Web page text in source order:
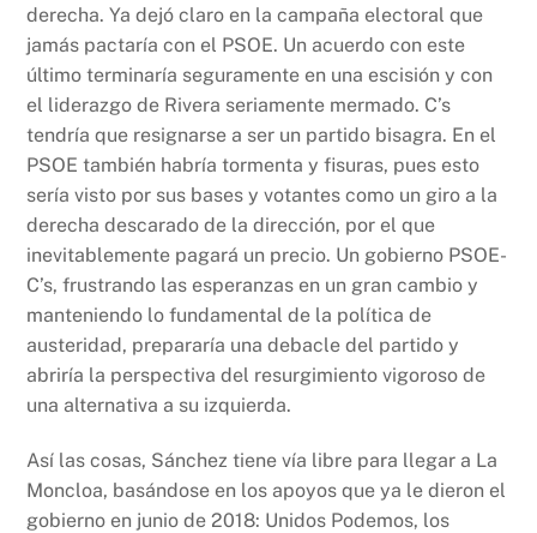
derecha. Ya dejó claro en la campaña electoral que
jamás pactaría con el PSOE. Un acuerdo con este
último terminaría seguramente en una escisión y con
el liderazgo de Rivera seriamente mermado. C’s
tendría que resignarse a ser un partido bisagra. En el
PSOE también habría tormenta y fisuras, pues esto
sería visto por sus bases y votantes como un giro a la
derecha descarado de la dirección, por el que
inevitablemente pagará un precio. Un gobierno PSOE-
C’s, frustrando las esperanzas en un gran cambio y
manteniendo lo fundamental de la política de
austeridad, prepararía una debacle del partido y
abriría la perspectiva del resurgimiento vigoroso de
una alternativa a su izquierda.
Así las cosas, Sánchez tiene vía libre para llegar a La
Moncloa, basándose en los apoyos que ya le dieron el
gobierno en junio de 2018: Unidos Podemos, los